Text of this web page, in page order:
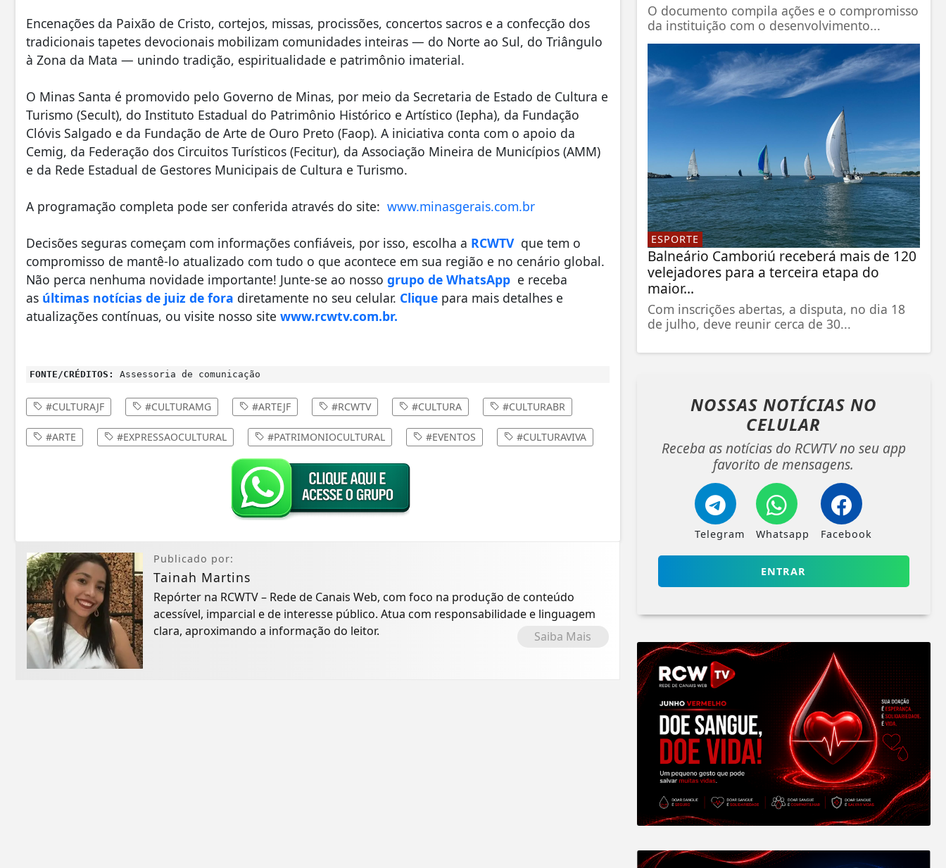
Encenações da Paixão de Cristo, cortejos, missas, procissões, concertos sacros e a confecção dos
tradicionais tapetes devocionais mobilizam comunidades inteiras — do Norte ao Sul, do Triângulo
à Zona da Mata — unindo tradição, espiritualidade e patrimônio imaterial.
O Minas Santa é promovido pelo Governo de Minas, por meio da Secretaria de Estado de Cultura e
Turismo (Secult), do Instituto Estadual do Patrimônio Histórico e Artístico (Iepha), da Fundação
Clóvis Salgado e da Fundação de Arte de Ouro Preto (Faop). A iniciativa conta com o apoio da
Cemig, da Federação dos Circuitos Turísticos (Fecitur), da Associação Mineira de Municípios (AMM)
e da Rede Estadual de Gestores Municipais de Cultura e Turismo.
A programação completa pode ser conferida através do site: www.minasgerais.com.br
Decisões seguras começam com informações confiáveis, por isso, escolha a RCWTVque tem o
compromisso de mantê-lo atualizado com tudo o que acontece em sua região e no cenário global.
Não perca nenhuma novidade importante! Junte-se ao nosso grupo de WhatsApp e receba
as últimas notícias de juiz de fora diretamente no seu celular. Clique para mais detalhes e
atualizações contínuas, ou visite nosso site www.rcwtv.com.br.
FONTE/CRÉDITOS: Assessoria de comunicação
#CULTURAJF #CULTURAMG #ARTEJF #RCWTV #CULTURA #CULTURABR
#ARTE #EXPRESSAOCULTURAL #PATRIMONIOCULTURAL #EVENTOS #CULTURAVIVA
Publicado por:
Tainah Martins
Repórter na RCWTV – Rede de Canais Web, com foco na produção de conteúdo
acessível, imparcial e de interesse público. Atua com responsabilidade e linguagem
clara, aproximando a informação do leitor.
Saiba Mais
O documento compila ações e o compromisso
da instituição com o desenvolvimento...
ESPORTE
Balneário Camboriú receberá mais de 120
velejadores para a terceira etapa do
maior...
Com inscrições abertas, a disputa, no dia 18
de julho, deve reunir cerca de 30...
NOSSAS NOTÍCIAS NO
CELULAR
Receba as notícias do RCWTV no seu app
favorito de mensagens.
Telegram Whatsapp Facebook
ENTRAR